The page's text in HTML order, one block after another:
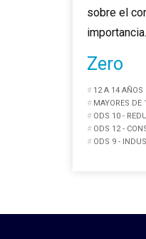
12 A 14 AÑOS
MAYORES DE
ODS 10 -
ODS 12 -
ODS 9 -
Zero
sobre el